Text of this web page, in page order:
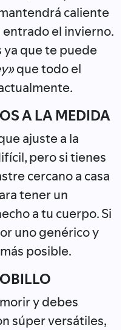
caliente
el invierno.
ya que te puede
que todo el
A LA MEDIDA
ajuste a la
pero si tienes
cercano a casa
tener un
a tu cuerpo. Si
uno genérico y
posible.
y debes
súper versátiles,